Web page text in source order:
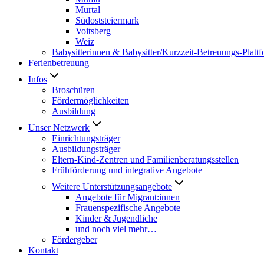
Murtal
Südoststeiermark
Voitsberg
Weiz
Babysitterinnen & Babysitter/Kurzzeit-Betreuungs-
Ferienbetreuung
Infos
Broschüren
Fördermöglichkeiten
Ausbildung
Unser Netzwerk
Einrichtungsträger
Ausbildungsträger
Eltern-Kind-Zentren und Familienberatungsstellen
Frühförderung und integrative Angebote
Weitere Unterstützungsangebote
Angebote für Migrant:innen
Frauenspezifische Angebote
Kinder & Jugendliche
und noch viel mehr…
Fördergeber
Kontakt